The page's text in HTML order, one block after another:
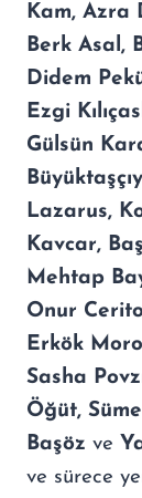
Kam, Azra
Berk Asal,
Didem
Ezgi
Gülsün
Lazarus,
Kavcar,
Mehtap
Onur
Erkök
Sasha
Öğüt,
Başöz ve
ve sürece